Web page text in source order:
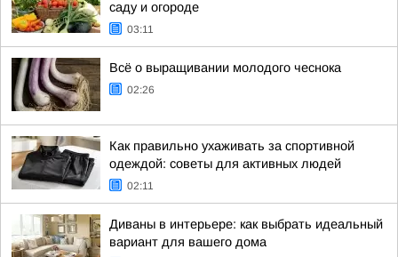
саду и огороде
03:11
Всё о выращивании молодого чеснока
02:26
Как правильно ухаживать за спортивной
одеждой: советы для активных людей
02:11
Диваны в интерьере: как выбрать идеальный
вариант для вашего дома